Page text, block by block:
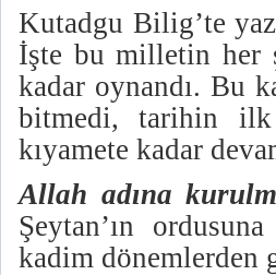
Kutadgu Bilig’te
İşte bu milletin her
kadar oynandı. Bu
bitmedi, tarihin ilk
kıyamete kadar
Allah adına
Şeytan’ın
kadim dönemlerden